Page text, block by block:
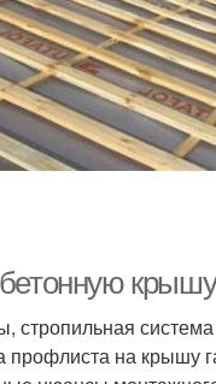
стропильная
профлиста на крышу